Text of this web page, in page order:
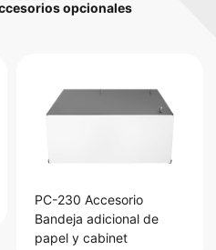
opcionales
PC-230 Accesorio
Bandeja adicional de
papel y cabinet